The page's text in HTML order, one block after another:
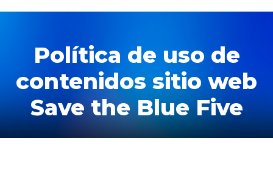
Política de uso de
contenidos sitio web
Save the Blue Five